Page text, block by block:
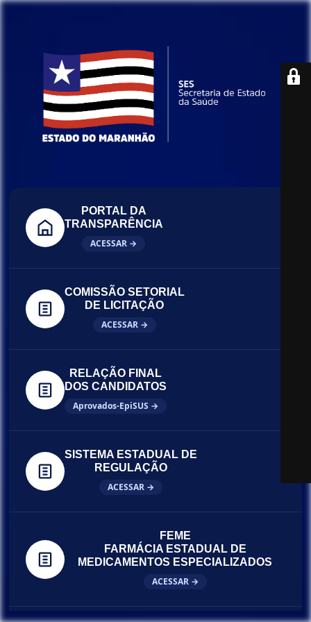
PORTAL DA
TRANSPARÊNCIA
ACESSAR →
COMISSÃO SETORIAL
DE LICITAÇÃO
ACESSAR →
RELAÇÃO FINAL
DOS CANDIDATOS
Aprovados-EpiSUS →
SISTEMA ESTADUAL DE
REGULAÇÃO
ACESSAR →
FEME
FARMÁCIA ESTADUAL DE
MEDICAMENTOS ESPECIALIZADOS
ACESSAR →